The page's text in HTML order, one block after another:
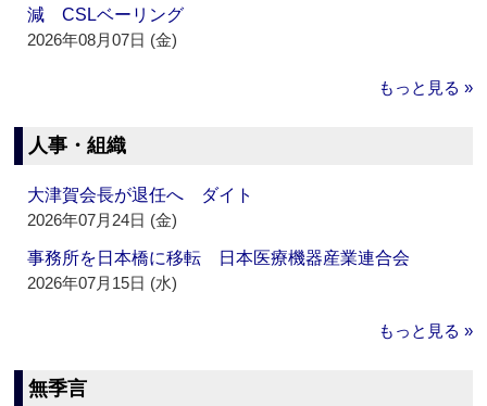
減 CSLベーリング
2026年08月07日 (金)
もっと見る »
人事・組織
大津賀会長が退任へ ダイト
2026年07月24日 (金)
事務所を日本橋に移転 日本医療機器産業連合会
2026年07月15日 (水)
もっと見る »
無季言